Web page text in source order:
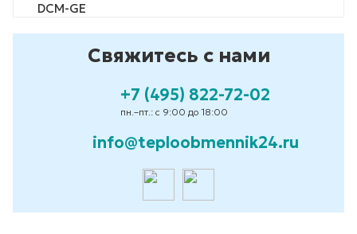
DCM-GE
Свяжитесь с нами
+7 (495) 822-72-02
пн.–пт.: с 9:00 до 18:00
info@teploobmennik24.ru